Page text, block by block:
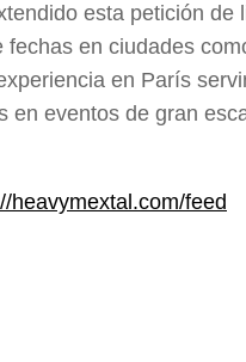
esta petición
fechas en ciudades
en París
en eventos de gran
heavymextal.com/feed